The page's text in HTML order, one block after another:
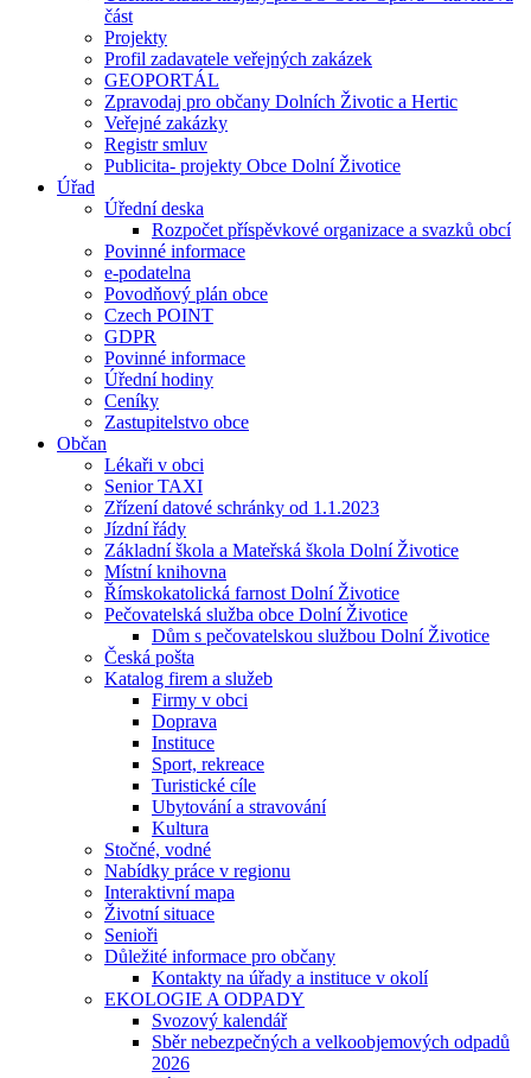
část
Projekty
Profil zadavatele veřejných zakázek
GEOPORTÁL
Zpravodaj pro občany Dolních Životic a Hertic
Veřejné zakázky
Registr smluv
Publicita- projekty Obce Dolní Životice
Úřad
Úřední deska
Rozpočet příspěvkové organizace a svazků obcí
Povinné informace
e-podatelna
Povodňový plán obce
Czech POINT
GDPR
Povinné informace
Úřední hodiny
Ceníky
Zastupitelstvo obce
Občan
Lékaři v obci
Senior TAXI
Zřízení datové schránky od 1.1.2023
Jízdní řády
Základní škola a Mateřská škola Dolní Životice
Místní knihovna
Římskokatolická farnost Dolní Životice
Pečovatelská služba obce Dolní Životice
Dům s pečovatelskou službou Dolní Životice
Česká pošta
Katalog firem a služeb
Firmy v obci
Doprava
Instituce
Sport, rekreace
Turistické cíle
Ubytování a stravování
Kultura
Stočné, vodné
Nabídky práce v regionu
Interaktivní mapa
Životní situace
Senioři
Důležité informace pro občany
Kontakty na úřady a instituce v okolí
EKOLOGIE A ODPADY
Svozový kalendář
Sběr nebezpečných a velkoobjemových odpadů
2026